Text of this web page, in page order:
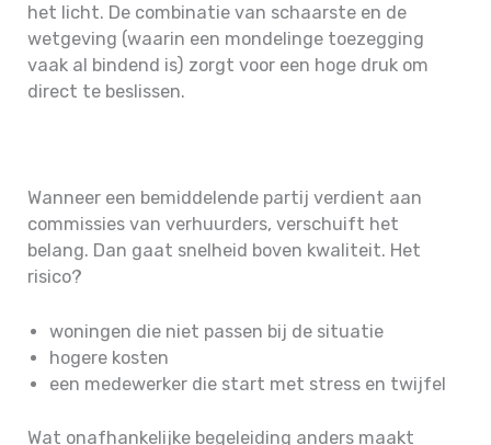
het licht. De combinatie van schaarste en de
wetgeving (waarin een mondelinge toezegging
vaak al bindend is) zorgt voor een hoge druk om
direct te beslissen.
Wanneer een bemiddelende partij verdient aan
commissies van verhuurders, verschuift het
belang. Dan gaat snelheid boven kwaliteit. Het
risico?
woningen die niet passen bij de situatie
hogere kosten
een medewerker die start met stress en twijfel
Wat onafhankelijke begeleiding anders maakt